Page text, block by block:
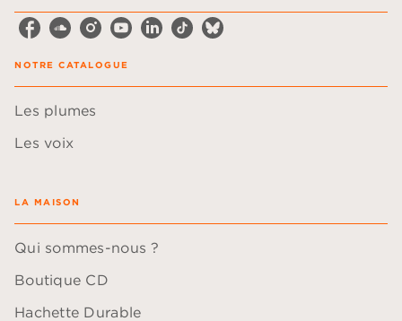
NOTRE CATALOGUE
Les plumes
Les voix
LA MAISON
Qui sommes-nous ?
Boutique CD
Hachette Durable